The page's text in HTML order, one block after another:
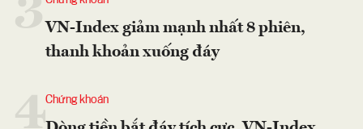
VN-Index giảm mạnh nhất 8 phiên,
thanh khoản xuống đáy
4Chứng khoán